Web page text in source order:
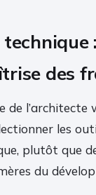
technique
des
de l’architecte
les
plutôt que
du